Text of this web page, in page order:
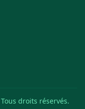
droits réservés.